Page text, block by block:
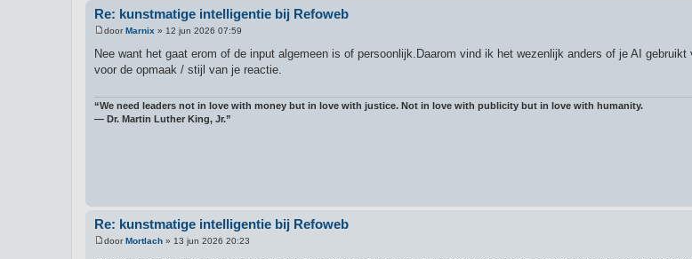
Re: kunstmatige intelligentie bij Refoweb
r
i
t
doorMarnix » 12 jun 2026 07:59
Nee want het gaat erom of de input algemeen is of persoonlijk.Daarom vind ik het wezenlijk anders of je AI
voor de opmaak / stijl van je reactie.
“We need leaders not in love with money but in love with justice. Not in love with publicity but in love with humanity.
― Dr. Martin Luther King, Jr.”
Re: kunstmatige intelligentie bij Refoweb
doorMortlach » 13 jun 2026 20:23